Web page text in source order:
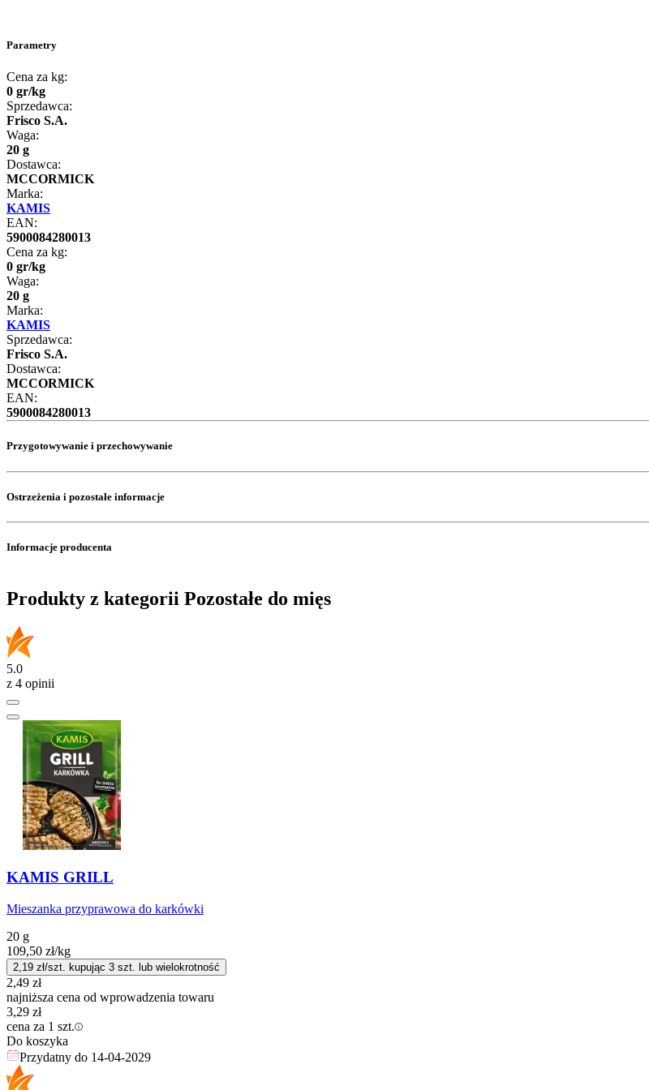
Parametry
Cena za kg:
0 gr/kg
Sprzedawca:
Frisco S.A.
Waga:
20 g
Dostawca:
MCCORMICK
Marka:
KAMIS
EAN:
5900084280013
Cena za kg:
0 gr/kg
Waga:
20 g
Marka:
KAMIS
Sprzedawca:
Frisco S.A.
Dostawca:
MCCORMICK
EAN:
5900084280013
Przygotowywanie i przechowywanie
Ostrzeżenia i pozostałe informacje
Informacje producenta
Produkty z kategorii Pozostałe do mięs
5.0
z 4 opinii
KAMIS GRILL
Mieszanka przyprawowa do karkówki
20 g
109,50 zł/kg
2,19 zł/szt. kupując 3 szt. lub wielokrotność
2,49 zł
najniższa cena od wprowadzenia towaru
3,29 zł
cena za 1 szt.
Do koszyka
Przydatny do 14-04-2029